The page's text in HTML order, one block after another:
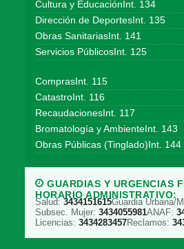
Cultura y EducaciónInt. 134
Dirección de DeportesInt. 135
Obras SanitariasInt. 141
Servicios PúblicosInt. 125
ComprasInt. 115
CatastroInt. 116
RecaudacionesInt. 117
Bromatología y AmbienteInt. 143
Obras Públicas (Tinglado)Int. 144
GUARDIAS Y URGENCIAS
HORARIO ADMINISTRATIVO:
Salud: 3434151615Guardia Urbana/
Subsec. Mujer: 3434055981ANAF:
Licencias: 3434283457Reclamos: